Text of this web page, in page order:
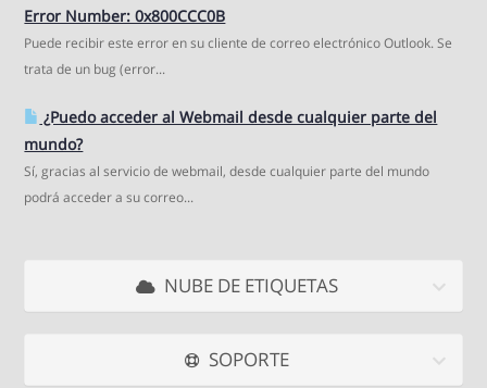
Error Number: 0x800CCC0B
Puede recibir este error en su cliente de correo electrónico Outlook. Se
trata de un bug (error...
¿Puedo acceder al Webmail desde cualquier parte del
mundo?
Sí, gracias al servicio de webmail, desde cualquier parte del mundo
podrá acceder a su correo...
NUBE DE ETIQUETAS
SOPORTE